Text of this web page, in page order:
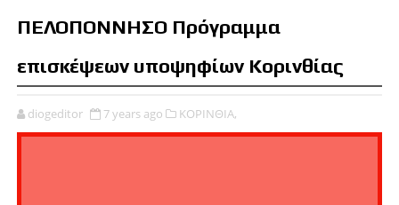
ΠΕΛΟΠΟΝΝΗΣΟ Πρόγραμμα
επισκέψεων υποψηφίων Κορινθίας
diogeditor 7 years ago ΚΟΡΙΝΘΙΑ,